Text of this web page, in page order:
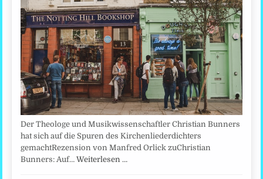
Der Theologe und Musikwissenschaftler Christian Bunners
hat sich auf die Spuren des Kirchenliederdichters
gemachtRezension von Manfred Orlick zuChristian
Bunners: Auf…Weiterlesen …